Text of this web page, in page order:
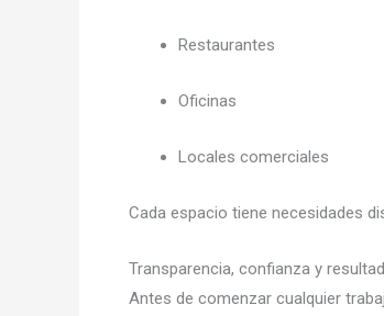
Restaurantes
Oficinas
Locales comerciales
Cada espacio tiene necesidades
Transparencia, confianza y
Antes de comenzar cualquier